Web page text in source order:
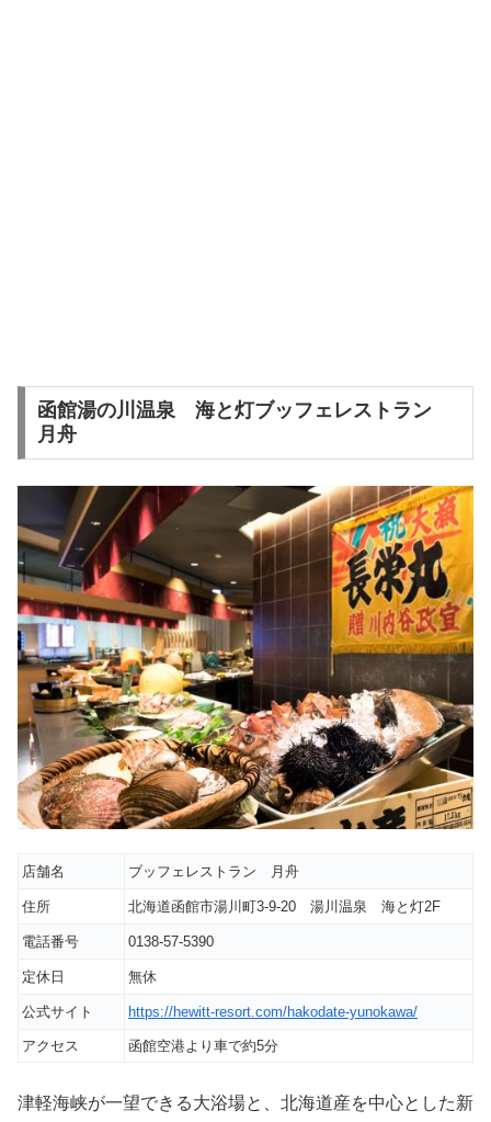
函館湯の川温泉 海と灯ブッフェレストラン
月舟
店舗名 ブッフェレストラン 月舟
住所 北海道函館市湯川町3-9-20 湯川温泉 海と灯2F
電話番号 0138-57-5390
定休日 無休
公式サイト https://hewitt-resort.com/hakodate-yunokawa/
アクセス 函館空港より車で約5分
津軽海峡が一望できる大浴場と、北海道産を中心とした新